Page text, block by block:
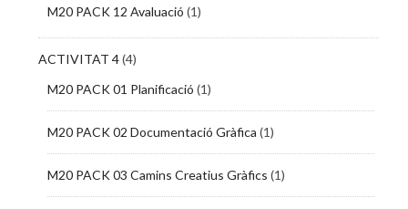
M20 PACK 12 Avaluació (1)
ACTIVITAT 4(4)
M20 PACK 01 Planificació (1)
M20 PACK 02 Documentació Gràfica (1)
M20 PACK 03 Camins Creatius Gràfics (1)